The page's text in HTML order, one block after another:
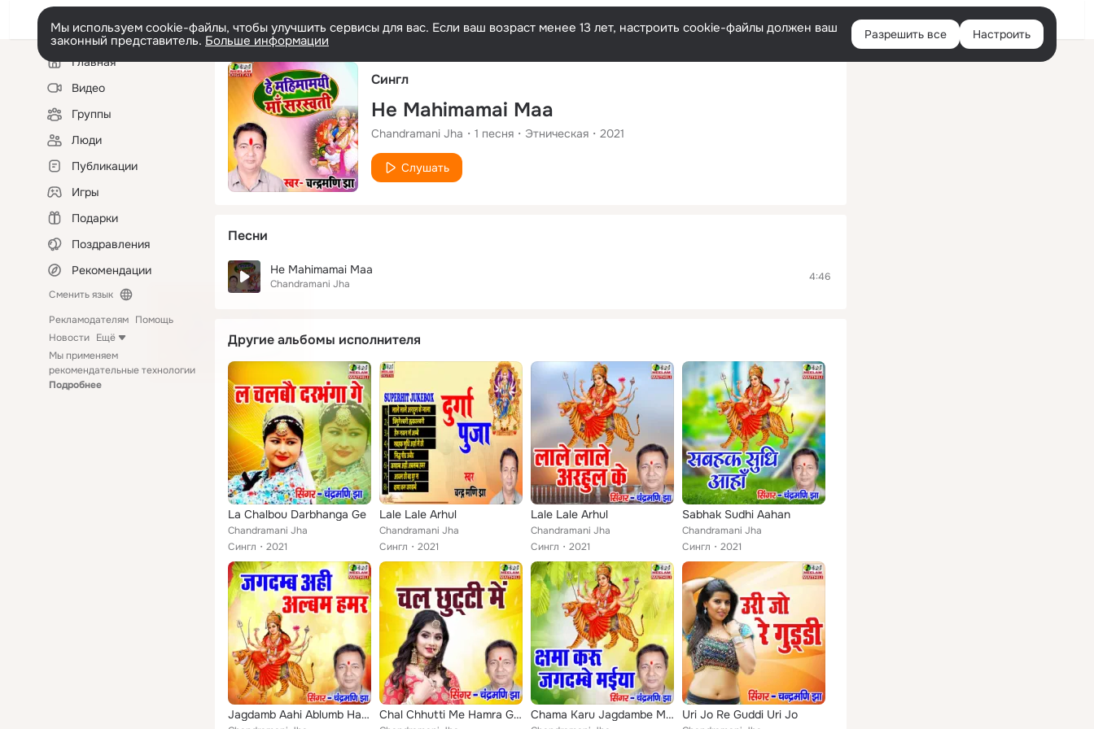
Русский Войти
Мы используем cookie-файлы, чтобы улучшить сервисы для вас. Если ваш возраст менее 13 лет, настроить cookie-файлы должен ваш
законный представитель. Больше информации Разрешить все Настроить
Левая
колонкаГлавная
Видео
Группы
Люди
Публикации
Игры
Подарки
Поздравления
Рекомендации
Сменить язык
Рекламодателям Помощь
Новости Ещё
Мы применяем
рекомендательные технологии
Подробнее
Сингл
He Mahimamai Maa
Chandramani Jha 1 песня Этническая 2021
Слушать
Песни
He Mahimamai Maa
Chandramani Jha
4:46
Другие альбомы исполнителя
La Chalbou Darbhanga Ge
Chandramani Jha
Сингл
2021
Lale Lale Arhul
Chandramani Jha
Сингл
2021
Lale Lale Arhul
Chandramani Jha
Сингл
2021
Sabhak Sudhi Aahan
Chandramani Jha
Сингл
2021
Jagdamb Aahi Ablumb Hamar Chal Chhutti Me Hamra Gam Chama Karu Jagdambe Maiya Uri Jo Re Guddi Uri Jo